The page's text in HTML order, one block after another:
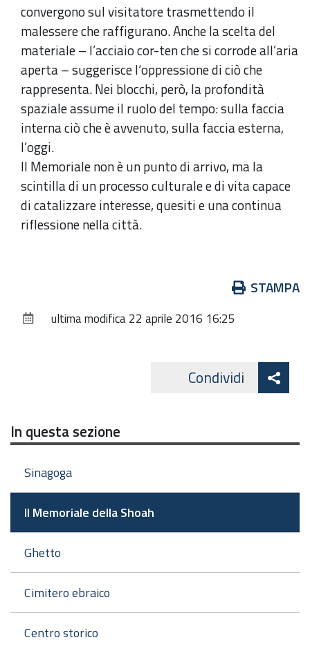
convergono sul visitatore trasmettendo il
malessere che raffigurano. Anche la scelta del
materiale – l’acciaio cor-ten che si corrode all’aria
aperta – suggerisce l‘oppressione di ciò che
rappresenta. Nei blocchi, però, la profondità
spaziale assume il ruolo del tempo: sulla faccia
interna ciò che è avvenuto, sulla faccia esterna,
l’oggi.
Il Memoriale non è un punto di arrivo, ma la
scintilla di un processo culturale e di vita capace
di catalizzare interesse, quesiti e una continua
riflessione nella città.
documento
STAMPA
ultima modifica22 aprile 2016 16:25
Condividi
In questa sezione
Sinagoga
Il Memoriale della Shoah
Ghetto
Cimitero ebraico
Centro storico